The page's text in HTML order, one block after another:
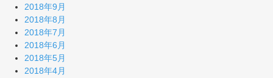
2018年9月
2018年8月
2018年7月
2018年6月
2018年5月
2018年4月